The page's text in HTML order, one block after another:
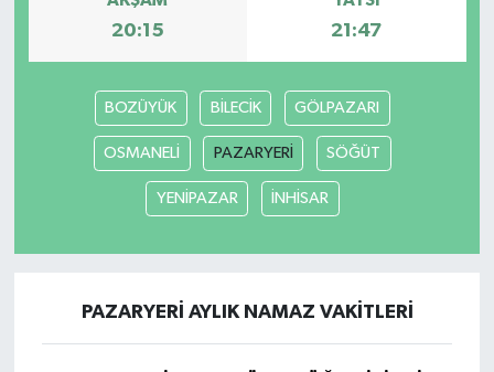
20:15 21:47
BOZÜYÜK BİLECİK GÖLPAZARI
OSMANELİ PAZARYERİ SÖĞÜT
YENİPAZAR İNHİSAR
PAZARYERİ AYLIK NAMAZ VAKITLERI